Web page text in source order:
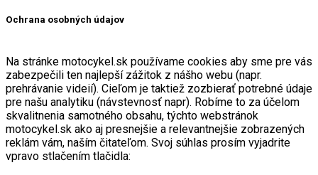
Ochrana osobných údajov
Na stránke motocykel.sk používame cookies aby sme pre vás
zabezpečili ten najlepší zážitok z nášho webu (napr.
prehrávanie videií). Cieľom je taktiež zozbierať potrebné údaje
pre našu analytiku (návstevnosť napr). Robíme to za účelom
skvalitnenia samotného obsahu, týchto webstránok
motocykel.sk ako aj presnejšie a relevantnejšie zobrazených
reklám vám, naším čitateľom. Svoj súhlas prosím vyjadrite
vpravo stlačením tlačidla: